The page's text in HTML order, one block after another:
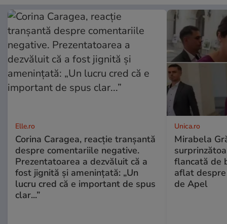
Elle.ro
Corina Caragea, reacție tranșantă
despre comentariile negative.
Prezentatoarea a dezvăluit că a
fost jignită și amenințată: „Un
lucru cred că e important de spus
clar...”
Unica.ro
Mirabela
flancată de
aflat
de Apel